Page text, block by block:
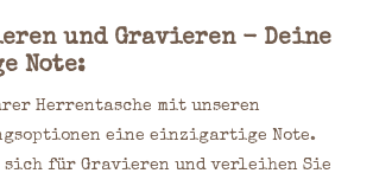
und Gravieren - Deine
Note:
Herrentasche mit unseren
eine einzigartige Note.
sich für Gravieren und verleihen Sie